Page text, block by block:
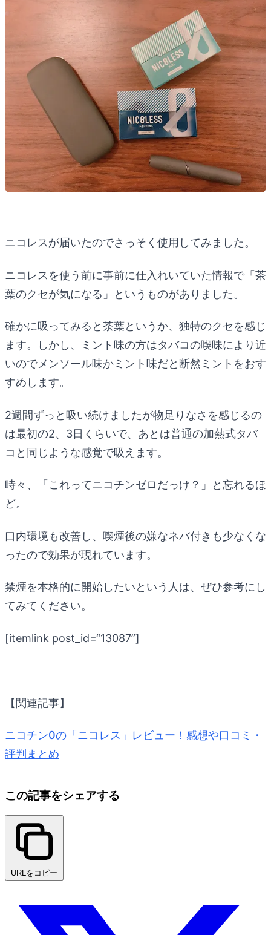
ニコレスが届いたのでさっそく使用してみました。
ニコレスを使う前に事前に仕入れいていた情報で「茶
葉のクセが気になる」というものがありました。
確かに吸ってみると茶葉というか、独特のクセを感じ
ます。しかし、ミント味の方はタバコの喫味により近
いのでメンソール味かミント味だと断然ミントをおす
すめします。
2週間ずっと吸い続けましたが物足りなさを感じるの
は最初の2、3日くらいで、あとは普通の加熱式タバ
コと同じような感覚で吸えます。
時々、「これってニコチンゼロだっけ？」と忘れるほ
ど。
口内環境も改善し、喫煙後の嫌なネバ付きも少なくな
ったので効果が現れています。
禁煙を本格的に開始したいという人は、ぜひ参考にし
てみてください。
[itemlink post_id=“13087”]
【関連記事】
ニコチン0の「ニコレス」レビュー！感想や口コミ・
評判まとめ
この記事をシェアする
URLをコピー